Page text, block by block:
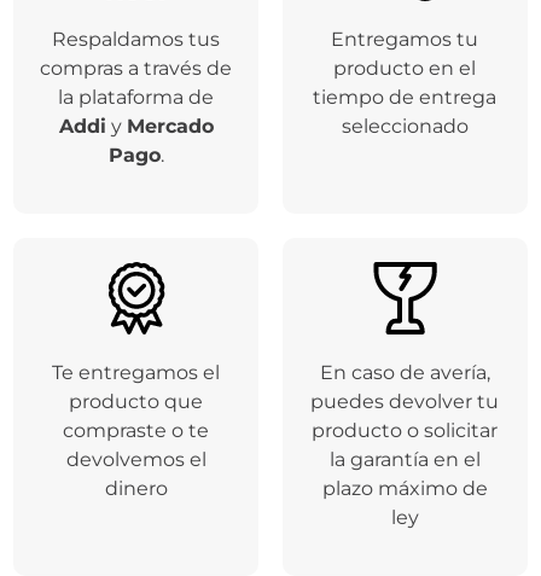
Respaldamos tus
compras a través de
la plataforma de
Addi y Mercado
Pago.
Entregamos tu
producto en el
tiempo de entrega
seleccionado
Te entregamos el
producto que
compraste o te
devolvemos el
dinero
En caso de avería,
puedes devolver tu
producto o solicitar
la garantía en el
plazo máximo de
ley